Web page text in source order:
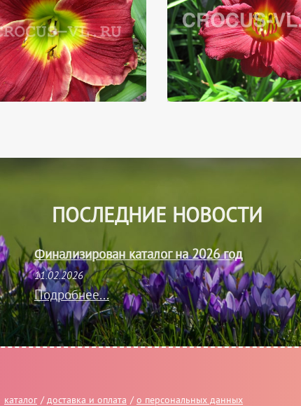
ПОСЛЕДНИЕ НОВОСТИ
Финализирован каталог на 2026 год
11.02.2026
Подробнее...
каталог /доставка и оплата /о персональных данных